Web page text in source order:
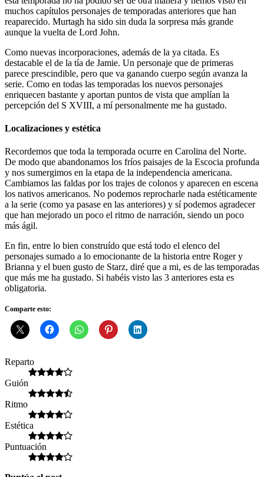
muchos capítulos personajes de temporadas anteriores que han
reaparecido. Murtagh ha sido sin duda la sorpresa más grande
aunque la vuelta de Lord John.
Como nuevas incorporaciones, además de la ya citada. Es
destacable el de la tía de Jamie. Un personaje que de primeras
parece prescindible, pero que va ganando cuerpo según avanza la
serie. Como en todas las temporadas los nuevos personajes
enriquecen bastante y aportan puntos de vista que amplían la
percepción del S XVIII, a mí personalmente me ha gustado.
Localizaciones y estética
Recordemos que toda la temporada ocurre en Carolina del Norte.
De modo que abandonamos los fríos paisajes de la Escocia profunda
y nos sumergimos en la etapa de la independencia americana.
Cambiamos las faldas por los trajes de colonos y aparecen en escena
los nativos americanos. No podemos reprocharle nada estéticamente
a la serie (como ya pasase en las anteriores) y sí podemos agradecer
que han mejorado un poco el ritmo de narración, siendo un poco
más ágil.
En fin, entre lo bien construído que está todo el elenco del
personajes sumado a lo emocionante de la historia entre Roger y
Brianna y el buen gusto de Starz, diré que a mi, es de las temporadas
que más me ha gustado. Si habéis visto las 3 anteriores esta es
obligatoria.
Comparte esto:
Reparto
Guión
Ritmo
Estética
Puntuación